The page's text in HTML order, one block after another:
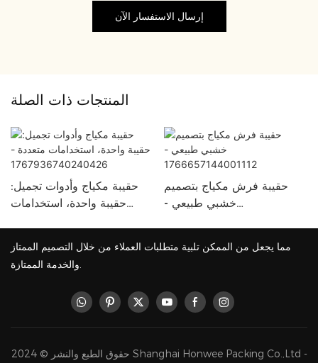
إرسال الاستفسار الآن
المنتجات ذات الصلة
حقيبة مكياج وأدوات تجميل:
حقيبة واحدة، استخدامات
حقيبة فرش مكياج بتصميم
خشبي طبيعي -
مما يجعل من الممكن تلبية متطلبات العملاء من خلال التصميم الممتاز
والخدمة الممتازة.
حقوق الطبع والنشر © 2024 Shanghai Honwee Packing Co.,Ltd -